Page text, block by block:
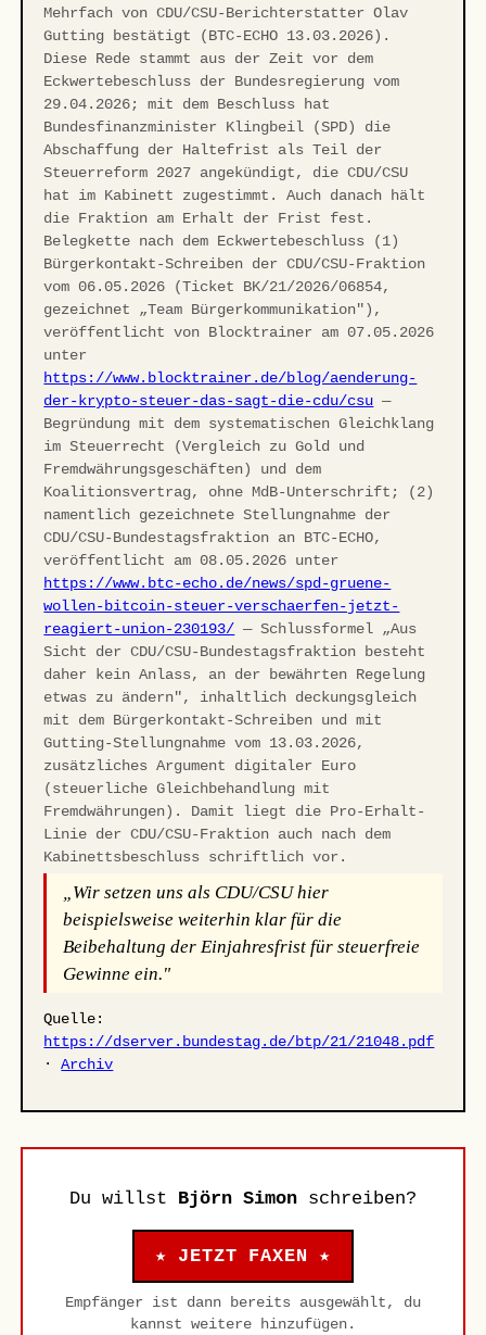
Mehrfach von CDU/CSU-Berichterstatter Olav
Gutting bestätigt (BTC-ECHO 13.03.2026).
Diese Rede stammt aus der Zeit vor dem
Eckwertebeschluss der Bundesregierung vom
29.04.2026; mit dem Beschluss hat
Bundesfinanzminister Klingbeil (SPD) die
Abschaffung der Haltefrist als Teil der
Steuerreform 2027 angekündigt, die CDU/CSU
hat im Kabinett zugestimmt. Auch danach hält
die Fraktion am Erhalt der Frist fest.
Belegkette nach dem Eckwertebeschluss (1)
Bürgerkontakt-Schreiben der CDU/CSU-Fraktion
vom 06.05.2026 (Ticket BK/21/2026/06854,
gezeichnet „Team Bürgerkommunikation"),
veröffentlicht von Blocktrainer am 07.05.2026
unter
https://www.blocktrainer.de/blog/aenderung-
der-krypto-steuer-das-sagt-die-cdu/csu —
Begründung mit dem systematischen Gleichklang
im Steuerrecht (Vergleich zu Gold und
Fremdwährungsgeschäften) und dem
Koalitionsvertrag, ohne MdB-Unterschrift; (2)
namentlich gezeichnete Stellungnahme der
CDU/CSU-Bundestagsfraktion an BTC-ECHO,
veröffentlicht am 08.05.2026 unter
https://www.btc-echo.de/news/spd-gruene-
wollen-bitcoin-steuer-verschaerfen-jetzt-
reagiert-union-230193/ — Schlussformel „Aus
Sicht der CDU/CSU-Bundestagsfraktion besteht
daher kein Anlass, an der bewährten Regelung
etwas zu ändern", inhaltlich deckungsgleich
mit dem Bürgerkontakt-Schreiben und mit
Gutting-Stellungnahme vom 13.03.2026,
zusätzliches Argument digitaler Euro
(steuerliche Gleichbehandlung mit
Fremdwährungen). Damit liegt die Pro-Erhalt-
Linie der CDU/CSU-Fraktion auch nach dem
Kabinettsbeschluss schriftlich vor.
„Wir setzen uns als CDU/CSU hier
beispielsweise weiterhin klar für die
Beibehaltung der Einjahresfrist für steuerfreie
Gewinne ein."
Quelle:
https://dserver.bundestag.de/btp/21/21048.pdf
·Archiv
Du willst Björn Simon schreiben?
★ JETZT FAXEN ★
Empfänger ist dann bereits ausgewählt, du
kannst weitere hinzufügen.